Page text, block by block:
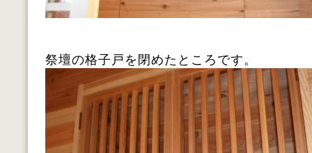
祭壇の格子戸を閉めたところです。